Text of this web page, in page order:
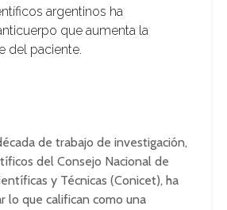
argentinos ha
que aumenta la
del paciente.
de trabajo de investigación,
del Consejo Nacional de
y Técnicas (Conicet), ha
lo que califican como una